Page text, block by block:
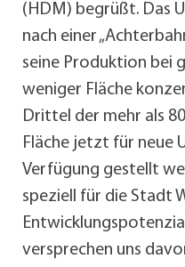
(HDM) begrüßt. Das
nach einer
seine Produktion bei
weniger Fläche
Drittel der mehr als
Fläche jetzt für neue
Verfügung gestellt
speziell für die Stadt
versprechen uns